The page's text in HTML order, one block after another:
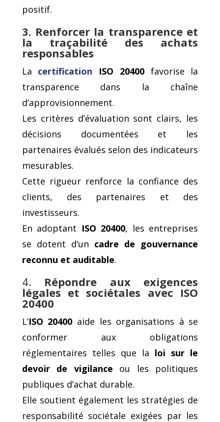
positif.
3. Renforcer la transparence et
la traçabilité des achats
responsables
La certification ISO 20400favorise la
transparence dans la chaîne
d’approvisionnement.
Les critères d’évaluation sont clairs, les
décisions documentées et les
partenaires évalués selon des indicateurs
mesurables.
Cette rigueur renforce la confiance des
clients, des partenaires et des
investisseurs.
En adoptant ISO 20400, les entreprises
se dotent d’un cadre de gouvernance
reconnu et auditable.
4. Répondre aux exigences
légales et sociétales avec ISO
20400
L’ISO 20400 aide les organisations à se
conformer aux obligations
réglementaires telles que la loi sur le
devoir de vigilance ou les politiques
publiques d’achat durable.
Elle soutient également les stratégies de
responsabilité sociétale exigées par les